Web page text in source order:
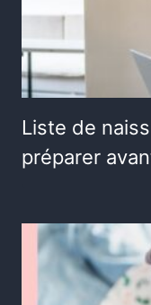
Liste de
préparer